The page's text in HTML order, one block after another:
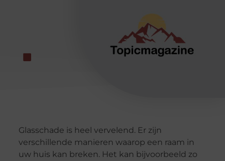
Glasschade is heel vervelend. Er zijn
verschillende manieren waarop een raam in
uw huis kan breken. Het kan bijvoorbeeld zo